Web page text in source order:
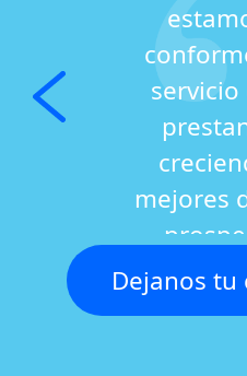
mejores
Dejanos